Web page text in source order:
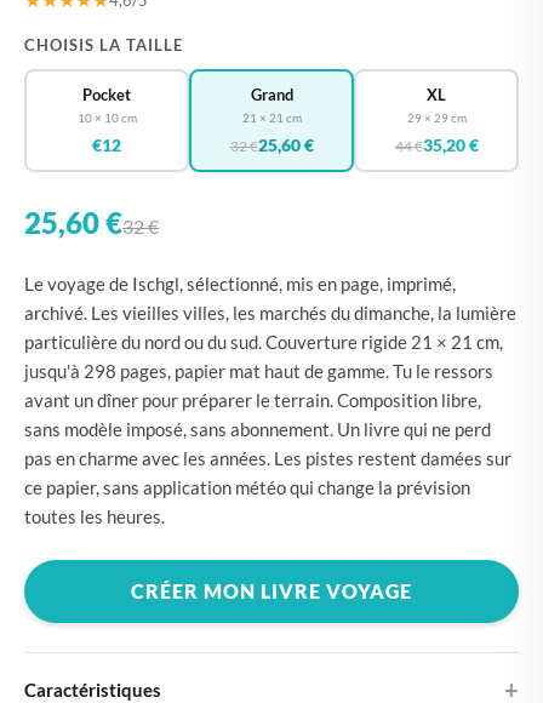
CHOISIS LA TAILLE
Pocket
10 × 10 cm
€12
Grand
21 × 21 cm
32 €25,60 €
XL
29 × 29 cm
44 €35,20 €
25,60 €32 €
Le voyage de Ischgl, sélectionné, mis en page, imprimé,
archivé. Les vieilles villes, les marchés du dimanche, la lumière
particulière du nord ou du sud. Couverture rigide 21 × 21 cm,
jusqu'à 298 pages, papier mat haut de gamme. Tu le ressors
avant un dîner pour préparer le terrain. Composition libre,
sans modèle imposé, sans abonnement. Un livre qui ne perd
pas en charme avec les années. Les pistes restent damées sur
ce papier, sans application météo qui change la prévision
toutes les heures.
CRÉER MON LIVRE VOYAGE
Caractéristiques